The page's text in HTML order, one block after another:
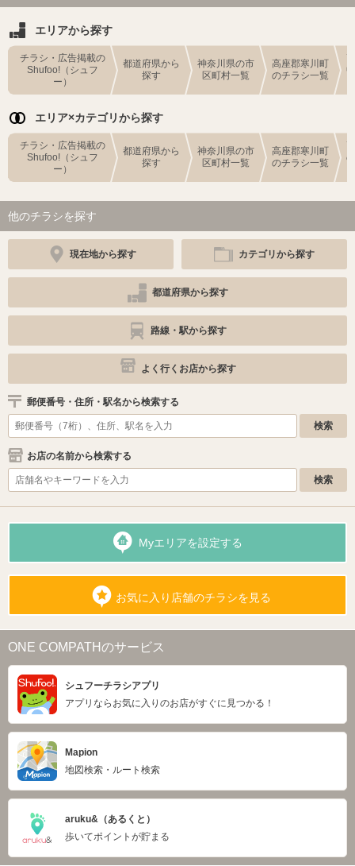
エリアから探す
チラシ・広告掲載の
Shufoo!（シュフ
ー）
都道府県から
探す
神奈川県の市
区町村一覧
高座郡寒川町
のチラシ一覧
エリア×カテゴリから探す
チラシ・広告掲載の
Shufoo!（シュフ
ー）
都道府県から
探す
神奈川県の市
区町村一覧
高座郡寒川町
のチラシ一覧
他のチラシを探す
現在地から探す カテゴリから探す
都道府県から探す
路線・駅から探す
よく行くお店から探す
郵便番号・住所・駅名から検索する
お店の名前から検索する
Myエリアを設定する
お気に入り店舗のチラシを見る
ONE COMPATHのサービス
シュフーチラシアプリ
アプリならお気に入りのお店がすぐに見つかる！
Mapion
地図検索・ルート検索
aruku&（あるくと）
歩いてポイントが貯まる